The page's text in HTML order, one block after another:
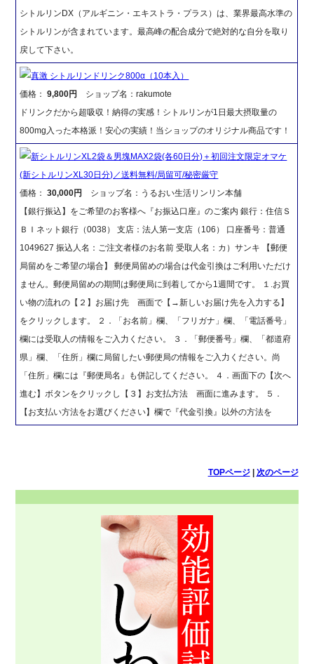
シトルリンDX（アルギニン・エキストラ・プラス）は、業界最高水準の
シトルリンが含まれています。最高峰の配合成分で絶対的な自分を取り
戻して下さい。
真激 シトルリンドリンク800α（10本入）
価格：9,800円
ショップ名：rakumote
ドリンクだから超吸収！納得の実感！シトルリンが1日最大摂取量の
800mg入った本格派！安心の実績！当ショップのオリジナル商品です！
新シトルリンXL2袋＆男塊MAX2袋(各60日分)＋初回注文限定オマケ
(新シトルリンXL30日分)／送料無料/局留可/秘密厳守
価格：30,000円
ショップ名：うるおい生活リンリン本舗
【銀行振込】をご希望のお客様へ『お振込口座』のご案内 銀行：住信Ｓ
ＢＩネット銀行（0038） 支店：法人第一支店（106） 口座番号：普通
1049627 振込人名：ご注文者様のお名前 受取人名：カ）サンキ 【郵便
局留めをご希望の場合】 郵便局留めの場合は代金引換はご利用いただけ
ません。郵便局留めの期間は郵便局に到着してから1週間です。 １.お買
い物の流れの【２】お届け先 画面で【→新しいお届け先を入力する】
をクリックします。 ２．「お名前」欄、「フリガナ」欄、「電話番号」
欄には受取人の情報をご入力ください。 ３．「郵便番号」欄、「都道府
県」欄、「住所」欄に局留したい郵便局の情報をご入力ください。尚
「住所」欄には『郵便局名』も併記してください。 ４．画面下の【次へ
進む】ボタンをクリックし【３】お支払方法 画面に進みます。 ５．
【お支払い方法をお選びください】欄で『代金引換』以外の方法を
TOPページ| 次のページ